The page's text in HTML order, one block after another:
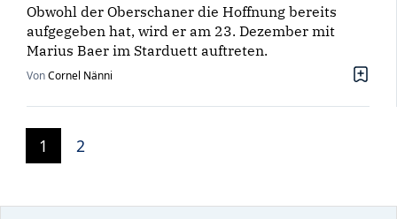
Obwohl der Oberschaner die Hoffnung bereits
aufgegeben hat, wird er am 23. Dezember mit
Marius Baer im Starduett auftreten.
VonCornel Nänni
1 2